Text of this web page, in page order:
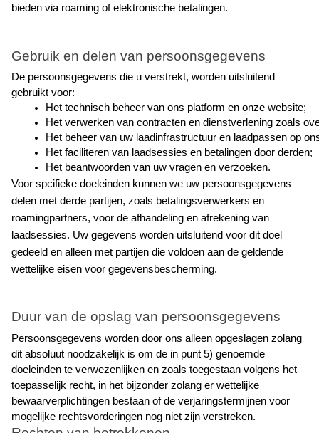
bieden via roaming of elektronische betalingen.
Gebruik en delen van persoonsgegevens
De persoonsgegevens die u verstrekt, worden uitsluitend
gebruikt voor:
Het technisch beheer van ons platform en onze website;
Het verwerken van contracten en dienstverlening zoals
Het beheer van uw laadinfrastructuur en laadpassen op
Het faciliteren van laadsessies en betalingen door derden;
Het beantwoorden van uw vragen en verzoeken.
Voor spcifieke doeleinden kunnen we uw persoonsgegevens
delen met derde partijen, zoals betalingsverwerkers en
roamingpartners, voor de afhandeling en afrekening van
laadsessies. Uw gegevens worden uitsluitend voor dit doel
gedeeld en alleen met partijen die voldoen aan de geldende
wettelijke eisen voor gegevensbescherming.
Duur van de opslag van persoonsgegevens
Persoonsgegevens worden door ons alleen opgeslagen zolang
dit absoluut noodzakelijk is om de in punt 5) genoemde
doeleinden te verwezenlijken en zoals toegestaan volgens het
toepasselijk recht, in het bijzonder zolang er wettelijke
bewaarverplichtingen bestaan of de verjaringstermijnen voor
mogelijke rechtsvorderingen nog niet zijn verstreken.